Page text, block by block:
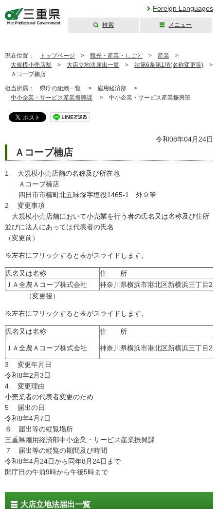
Foreign Languages
検索 メニュー
現在位置： トップページ > 観光・産業・しごと > 産業 >
大規模小売店舗 > 大店立地法届出一覧 > 法第6条第1項(名称変更等) >
Ａコープ楠店
担当所属： 県庁の組織一覧 > 雇用経済部 >
中小企業・サービス産業振興課 > 中小企業・サービス産業振興班
令和08年04月24日
Ａコープ楠店
1 大規模小売店舗の名称及び所在地
Ａコープ楠店
四日市市楠町北五味塚字塩役1465-1 外９筆
2 変更事項
大規模小売店舗において小売業を行う者の氏名又は名称及び住所
並びに法人にあっては代表者の氏名
（変更前）
※左右にフリックすると表がスライドします。
氏名又は名称
住 所
ＪＡ全農Ａコープ株式会社
神奈川県横浜市港北区新横浜三丁目2
（変更後）
※左右にフリックすると表がスライドします。
氏名又は名称 住 所
ＪＡ全農Ａコープ株式会社 神奈川県横浜市港北区新横浜三丁目2
3 変更年月日
令和8年2月3日
4 変更理由
小売業者の代表者変更のため
5 届出の日
令和8年4月7日
６ 届出等の縦覧場所
三重県雇用経済部中小企業・サービス産業振興課
７ 届出等の縦覧の期間及び時間
令和8年4月24日から同年8月24日まで
開庁日の午前9時から午後5時まで
大店立地法届出一覧